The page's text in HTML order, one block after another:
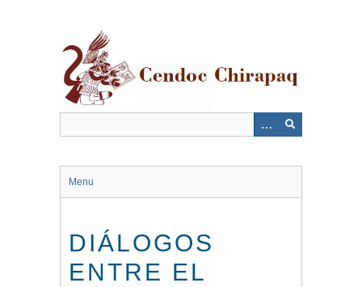
Menu
DIÁLOGOS
ENTRE EL